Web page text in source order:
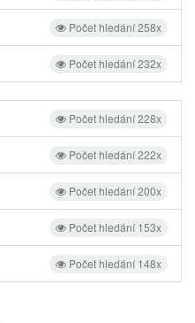
Počet hledání 258x
Počet hledání 232x
Počet hledání 228x
Počet hledání 222x
Počet hledání 200x
Počet hledání 153x
Počet hledání 148x